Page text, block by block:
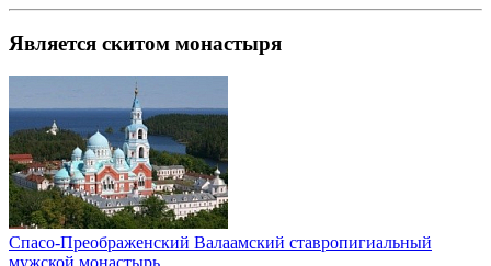
Является скитом монастыря
Спасо-Преображенский Валаамский ставропигиальный